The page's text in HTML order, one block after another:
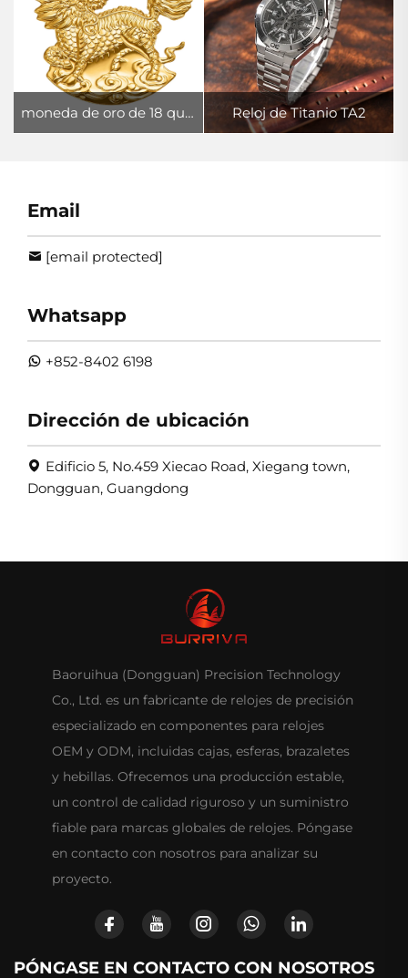
moneda de oro de 18 quilates Reloj de Titanio TA2
Email
[email protected]
Whatsapp
+852-8402 6198
Dirección de ubicación
Edificio 5, No.459 Xiecao Road, Xiegang town,
Dongguan, Guangdong
Baoruihua (Dongguan) Precision Technology
Co., Ltd. es un fabricante de relojes de precisión
especializado en componentes para relojes
OEM y ODM, incluidas cajas, esferas, brazaletes
y hebillas. Ofrecemos una producción estable,
un control de calidad riguroso y un suministro
fiable para marcas globales de relojes. Póngase
en contacto con nosotros para analizar su
proyecto.
PÓNGASE EN CONTACTO CON NOSOTROS